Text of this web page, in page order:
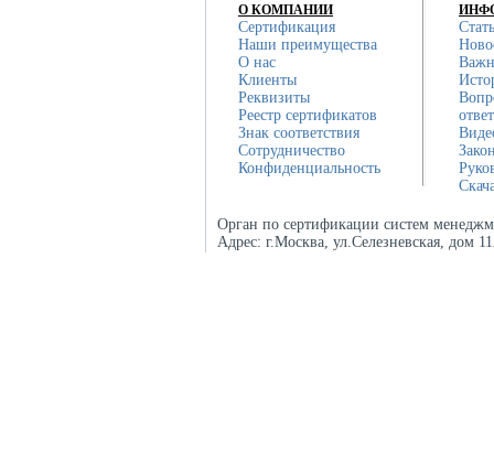
О КОМПАНИИ
Сертификация
Наши преимущества
О нас
Клиенты
Реквизиты
Реестр сертификатов
Знак соответствия
Сотрудничество
Конфиденциальность
Орган по сертификации систем
Адрес: г.Москва, ул.Селезневская, дом